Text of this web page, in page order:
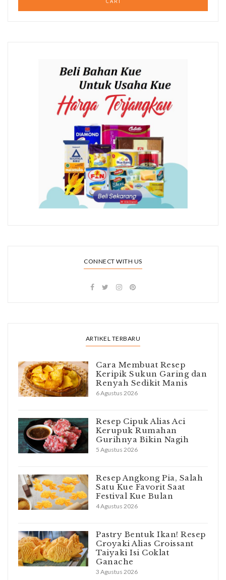
CONNECT WITH US
ARTIKEL TERBARU
Cara Membuat Resep
Keripik Sukun Garing dan
Renyah Sedikit Manis
6 Agustus 2026
Resep Cipuk Alias Aci
Kerupuk Rumahan
Gurihnya Bikin Nagih
5 Agustus 2026
Resep Angkong Pia, Salah
Satu Kue Favorit Saat
Festival Kue Bulan
4 Agustus 2026
Pastry Bentuk Ikan! Resep
Croyaki Alias Croissant
Taiyaki Isi Coklat
Ganache
3 Agustus 2026